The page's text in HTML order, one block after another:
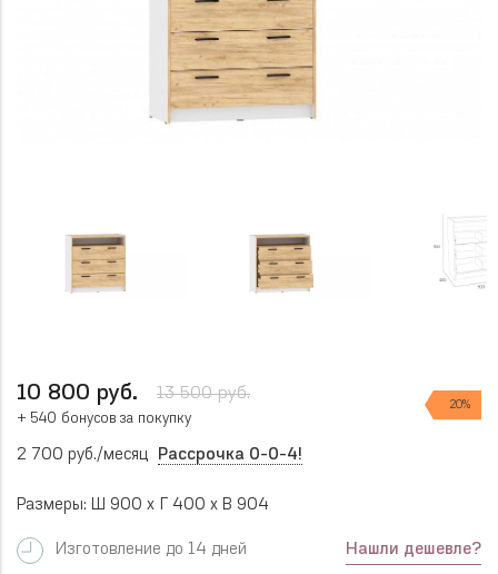
10 800 руб. 13 500 руб.
20%
+ 540 бонусов за покупку
2 700 руб./месяц Рассрочка 0-0-4!
Размеры: Ш 900 x Г 400 x В 904
Изготовление до 14 дней Нашли дешевле?